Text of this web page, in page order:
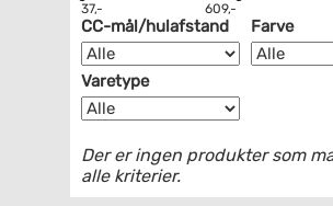
37,- 609,-
CC-mål/hulafstand Farve
Varetype
Der er ingen produkter som
alle kriterier.